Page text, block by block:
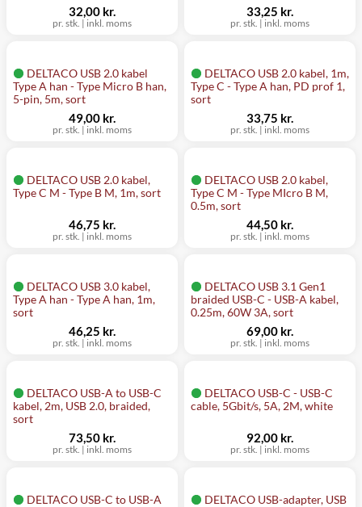
pr. stk. | inkl. moms
32,00 kr.
pr. stk. | inkl. moms
33,25 kr.
DELTACO USB 2.0 kabel
Type A han - Type Micro B han,
5-pin, 5m, sort
pr. stk. | inkl. moms
49,00 kr.
DELTACO USB 2.0 kabel, 1m,
Type C - Type A han, PD prof 1,
sort
pr. stk. | inkl. moms
33,75 kr.
DELTACO USB 2.0 kabel,
Type C M - Type B M, 1m, sort
pr. stk. | inkl. moms
46,75 kr.
DELTACO USB 2.0 kabel,
Type C M - Type MIcro B M,
0.5m, sort
pr. stk. | inkl. moms
44,50 kr.
DELTACO USB 3.0 kabel,
Type A han - Type A han, 1m,
sort
pr. stk. | inkl. moms
46,25 kr.
DELTACO USB 3.1 Gen1
braided USB-C - USB-A kabel,
0.25m, 60W 3A, sort
pr. stk. | inkl. moms
69,00 kr.
DELTACO USB-A to USB-C
kabel, 2m, USB 2.0, braided,
sort
pr. stk. | inkl. moms
73,50 kr.
DELTACO USB-C - USB-C
cable, 5Gbit/s, 5A, 2M, white
pr. stk. | inkl. moms
92,00 kr.
DELTACO USB-C to USB-A
DELTACO USB-adapter, USB